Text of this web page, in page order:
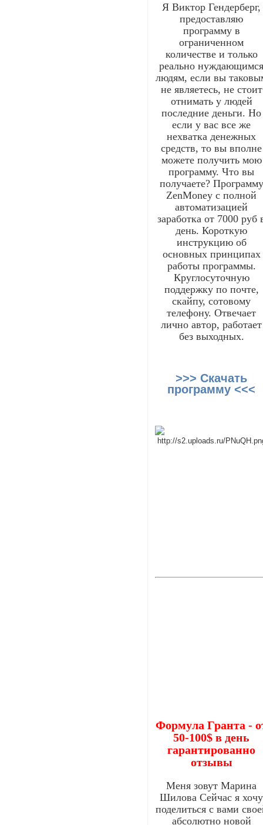
Я Виктор Гендерберг,
предоставляю
программу в
ограниченном
количестве и только
реально
людям, если вы
не являетесь, не стоит
отнимать у людей
последние деньги. Но
если у вас все же
нехватка денежных
средств, то вы вполне
можете получить мою
программу. Что вы
получаете? Программу
ZenMoney с полной
автоматизацией
заработка от 7000 руб
день. Короткую
инструкцию об
основных принципах
работы программы.
Круглосуточную
поддержку по почте,
скайпу, сотовому
телефону. Отвечает
лично автор, работает
без выходных.
>>> Скачать
программу <<<
Формула Гранта -
50-100$ в день
гарантированно
отзывы
Меня зовут Марина
Шилова Сейчас я хочу
поделиться с вами
абсолютно новой